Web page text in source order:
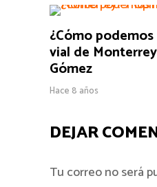
¿Cómo
vial de
Gómez
Hace 8 años
DEJAR
Tu correo no será